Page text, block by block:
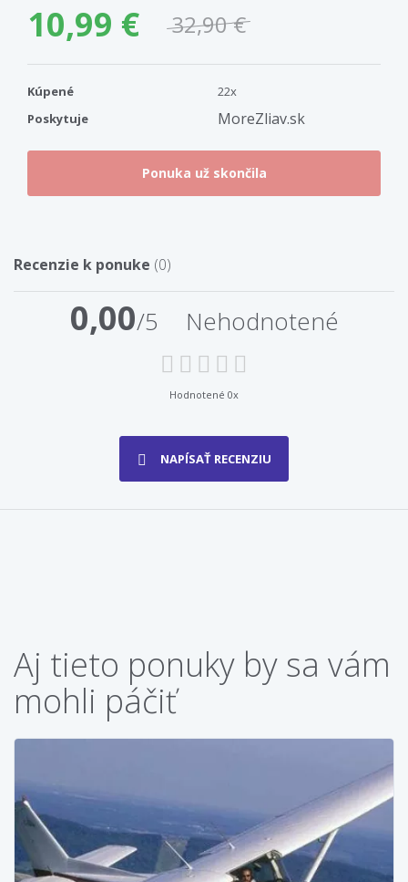
10,99 € 32,90 €
Kúpené
22x
Poskytuje
MoreZliav.sk
Recenzie k ponuke (0)
0,00/5 Nehodnotené
Hodnotené 0x
NAPÍSAŤ RECENZIU
Aj tieto ponuky by sa vám
mohli páčiť